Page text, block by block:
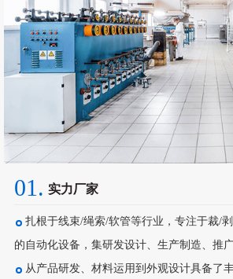
01. 实力厂家
扎根于线束/绳索/软管等行业，专注于裁/
的自动化设备，集研发设计、生产制造、推
从产品研发、材料运用到外观设计具备了